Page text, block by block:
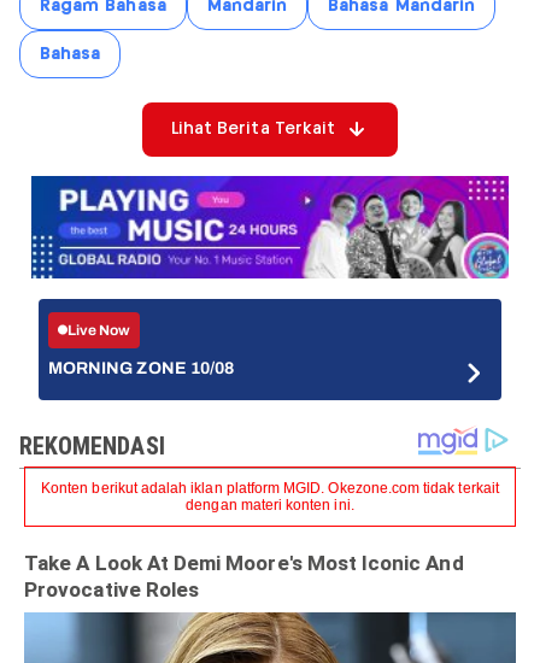
Ragam Bahasa Mandarin Bahasa Mandarin
Bahasa
Lihat Berita Terkait
Live Now
MORNING ZONE 10/08